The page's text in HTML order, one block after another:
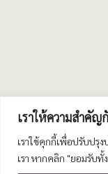
เราให้ความสำคั
เราใช้คุกกี้เพื่อปรับปรุ
เรา หากคลิก "ยอมรับ